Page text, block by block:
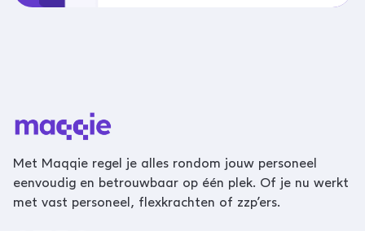
Met Maqqie regel je alles rondom jouw personeel
eenvoudig en betrouwbaar op één plek. Of je nu werkt
met vast personeel, flexkrachten of zzp’ers.